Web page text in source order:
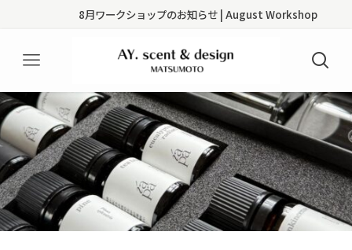
8月ワークショップのお知らせ | August Workshop